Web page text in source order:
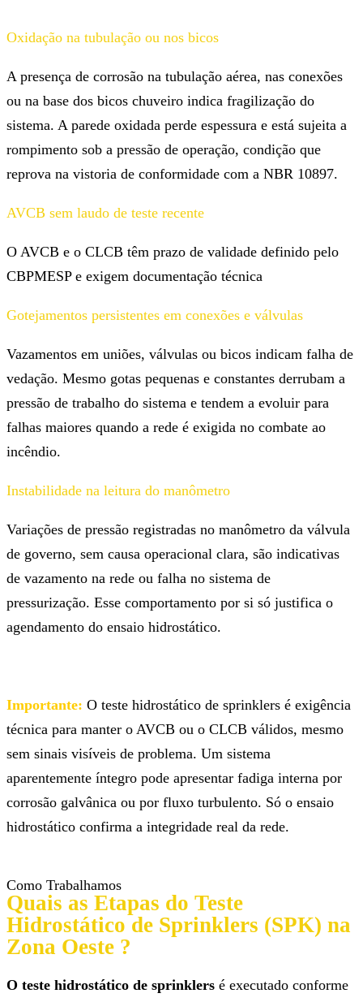
Oxidação na tubulação ou nos bicos
A presença de corrosão na tubulação aérea, nas conexões
ou na base dos bicos chuveiro indica fragilização do
sistema. A parede oxidada perde espessura e está sujeita a
rompimento sob a pressão de operação, condição que
reprova na vistoria de conformidade com a NBR 10897.
AVCB sem laudo de teste recente
O AVCB e o CLCB têm prazo de validade definido pelo
CBPMESP e exigem documentação técnica
Gotejamentos persistentes em conexões e válvulas
Vazamentos em uniões, válvulas ou bicos indicam falha de
vedação. Mesmo gotas pequenas e constantes derrubam a
pressão de trabalho do sistema e tendem a evoluir para
falhas maiores quando a rede é exigida no combate ao
incêndio.
Instabilidade na leitura do manômetro
Variações de pressão registradas no manômetro da válvula
de governo, sem causa operacional clara, são indicativas
de vazamento na rede ou falha no sistema de
pressurização. Esse comportamento por si só justifica o
agendamento do ensaio hidrostático.
Importante: O teste hidrostático de sprinklers é exigência
técnica para manter o AVCB ou o CLCB válidos, mesmo
sem sinais visíveis de problema. Um sistema
aparentemente íntegro pode apresentar fadiga interna por
corrosão galvânica ou por fluxo turbulento. Só o ensaio
hidrostático confirma a integridade real da rede.
Como Trabalhamos
Quais as Etapas do Teste
Hidrostático de Sprinklers (SPK) na
Zona Oeste ?
O teste hidrostático de sprinklers é executado conforme